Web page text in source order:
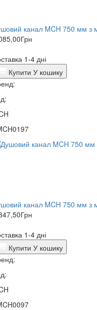
канал MCH 750 мм з
Грн
1-4 дні
Купити У кошику
канал MCH 750 мм з
Грн
1-4 дні
Купити У кошику